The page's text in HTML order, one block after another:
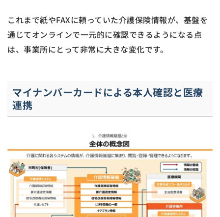
これまで紙やFAXに頼っていた介護保険情報が、基盤を
通じてオンラインで一元的に確認できるようになる点
は、事業所にとって非常に大きな変化です。
マイナンバーカードによる本人確認と医療
連携